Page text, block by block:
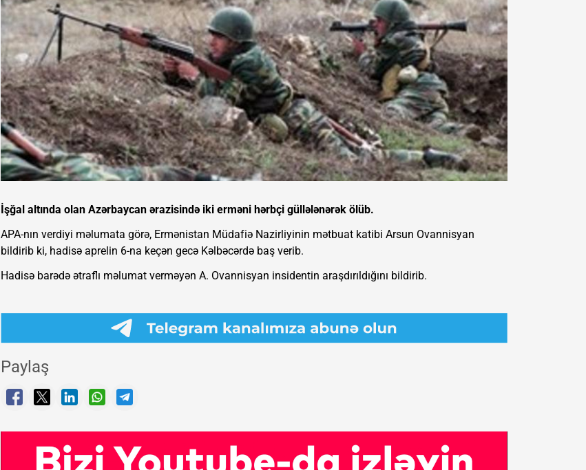
İşğal altında olan Azərbaycan ərazisində iki erməni hərbçi güllələnərək ölüb.
APA-nın verdiyi məlumata görə, Ermənistan Müdafiə Nazirliyinin mətbuat katibi Arsun Ovannisyan
bildirib ki, hadisə aprelin 6-na keçən gecə Kəlbəcərdə baş verib.
Hadisə barədə ətraflı məlumat verməyən A. Ovannisyan insidentin araşdırıldığını bildirib.
Paylaş